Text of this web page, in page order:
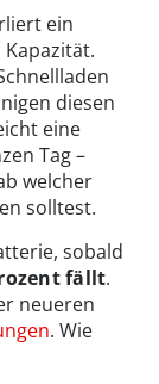
ein
diesen
eine
Tag –
welcher
solltest.
sobald
fällt.
neueren
. Wie